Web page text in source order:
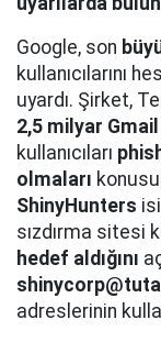
Google, son
kullanıcılarını
uyardı. Şirket,
2,5 milyar Gmail
kullanıcıları
olmaları
ShinyHunters
sızdırma sitesi
hedef aldığını
adreslerinin